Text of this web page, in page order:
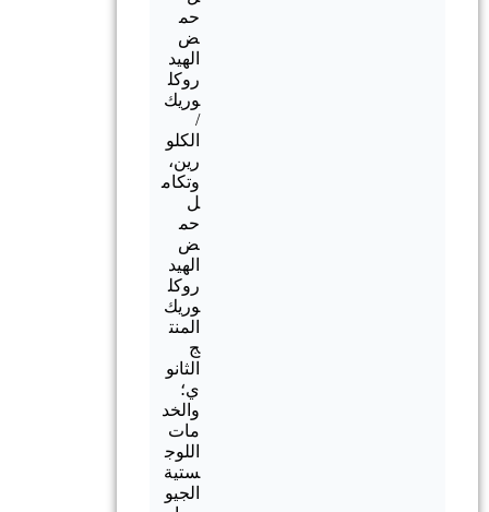
حم
ض
الهيد
روكل
وريك
/
الكلو
رين،
وتكام
ل
حم
ض
الهيد
روكل
وريك
المنت
ج
الثانو
ي؛
والخد
مات
اللوج
ستية
الجيو